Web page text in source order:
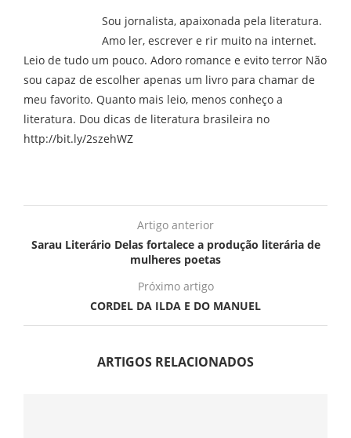
Sou jornalista, apaixonada pela literatura.
Amo ler, escrever e rir muito na internet.
Leio de tudo um pouco. Adoro romance e evito terror Não
sou capaz de escolher apenas um livro para chamar de
meu favorito. Quanto mais leio, menos conheço a
literatura. Dou dicas de literatura brasileira no
http://bit.ly/2szehWZ
Artigo anterior
Sarau Literário Delas fortalece a produção literária de
mulheres poetas
Próximo artigo
CORDEL DA ILDA E DO MANUEL
ARTIGOS RELACIONADOS